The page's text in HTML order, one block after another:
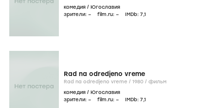
комедия / Югославия
зрители: – film.ru: – IMDb: 7,1
Rad na odredjeno vreme
Rad na odredjeno vreme / 1980 / фильм
комедия / Югославия
зрители: – film.ru: – IMDb: 7,1